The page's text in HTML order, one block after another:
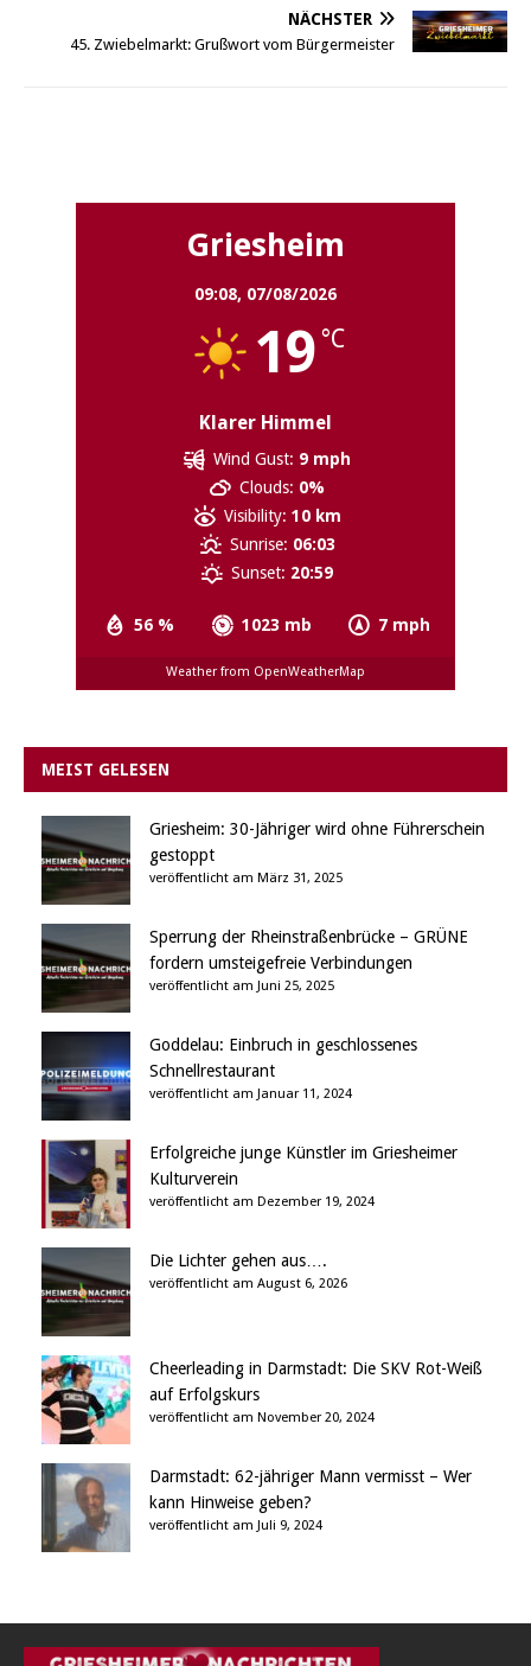
NÄCHSTER
45. Zwiebelmarkt: Grußwort vom Bürgermeister
Griesheim
09:08, 07/08/2026
19 °C
Klarer Himmel
56 % 1023 mb 7 mph
Wind Gust: 9 mph
Clouds: 0%
Visibility: 10 km
Sunrise: 06:03
Sunset: 20:59
Weather from OpenWeatherMap
MEIST GELESEN
Griesheim: 30-Jähriger wird ohne Führerschein
gestoppt
veröffentlicht am März 31, 2025
Sperrung der Rheinstraßenbrücke – GRÜNE
fordern umsteigefreie Verbindungen
veröffentlicht am Juni 25, 2025
Goddelau: Einbruch in geschlossenes
Schnellrestaurant
veröffentlicht am Januar 11, 2024
Erfolgreiche junge Künstler im Griesheimer
Kulturverein
veröffentlicht am Dezember 19, 2024
Die Lichter gehen aus….
veröffentlicht am August 6, 2026
Cheerleading in Darmstadt: Die SKV Rot-Weiß
auf Erfolgskurs
veröffentlicht am November 20, 2024
Darmstadt: 62-jähriger Mann vermisst – Wer
kann Hinweise geben?
veröffentlicht am Juli 9, 2024